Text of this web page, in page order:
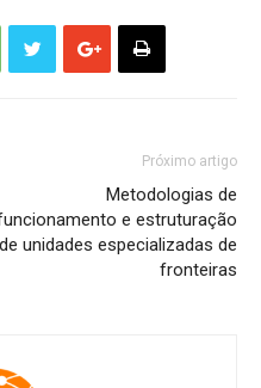
Próximo artigo
Metodologias de
e estruturação
de unidades especializadas de
fronteiras